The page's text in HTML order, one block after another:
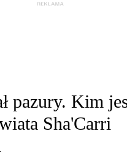
pazury. Kim
Sha'Carri